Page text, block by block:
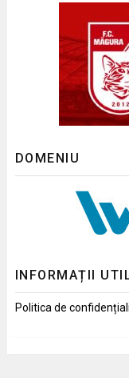
DOMENIU
INFORMAȚII
Politica de